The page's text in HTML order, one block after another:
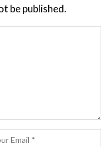
be published.